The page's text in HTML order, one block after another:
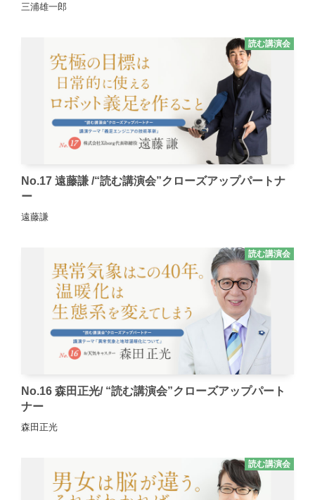
三浦雄一郎
読む講演会
No.17 遠藤謙 /“読む講演会”クローズアップパートナ
ー
遠藤謙
読む講演会
No.16 森田正光/ “読む講演会”クローズアップパート
ナー
森田正光
読む講演会